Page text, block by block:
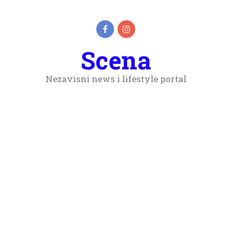
Scena
Nezavisni news i lifestyle portal